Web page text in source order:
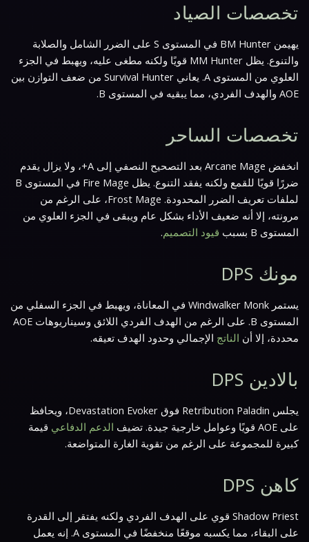
تخصصات الصياد
يهيمن BM Hunter في المستوى S على الضرر الشامل والصلابة
والتنوع. يظل MM Hunter قويًا ولكنه مطغى عليه، ويهبط في الجزء
العلوي من المستوى A. يعاني Survival Hunter من ضعف التوازن بين
AOE والهدف الفردي، مما يبقيه في المستوى B.
تخصصات الساحر
انخفض Arcane Mage بعد التصحيح النصفي إلى A+، ولا يزال يقدم
ضررًا قويًا للقمع ولكنه يفقد التنوع. يظل Fire Mage في المستوى B
لملفات تعريف الضرر المحدودة. Frost Mage، على الرغم من
مرونته، إلا أنه ضعيف الأداء بشكل عام ويبقى في الجزء العلوي من
المستوى B بسبب
قيود التصميم.
مونك DPS
يستمر Windwalker Monk في المعاناة، ويهبط في الجزء السفلي من
المستوى B. على الرغم من الهدف الفردي اللائق وسيناريوهات AOE
محددة، إلا أن الناتج الإجمالي وحدود الهدف تعيقه.
بالادين DPS
يجلس Retribution Paladin فوق Devastation Evoker، ويحافظ
على AOE قويًا وعوامل خارجية جيدة. تضيف
الدعم الدفاعي قيمة
كبيرة للمجموعة على الرغم من تقوية الغارة المتواضعة.
كاهن DPS
Shadow Priest قوي على الهدف الفردي ولكنه يفتقر إلى القدرة
على البقاء، مما يكسبه موقعًا منخفضًا في المستوى A. إنه يعمل